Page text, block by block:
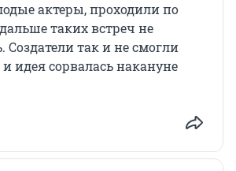
актеры, проходили по
таких встреч не
Создатели так и не смогли
и идея сорвалась накануне